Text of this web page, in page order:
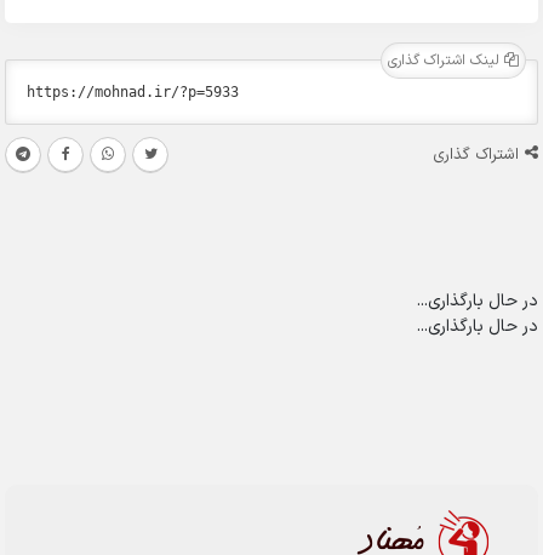
لینک اشتراک گذاری
اشتراک گذاری
در حال بارگذاری...
در حال بارگذاری...